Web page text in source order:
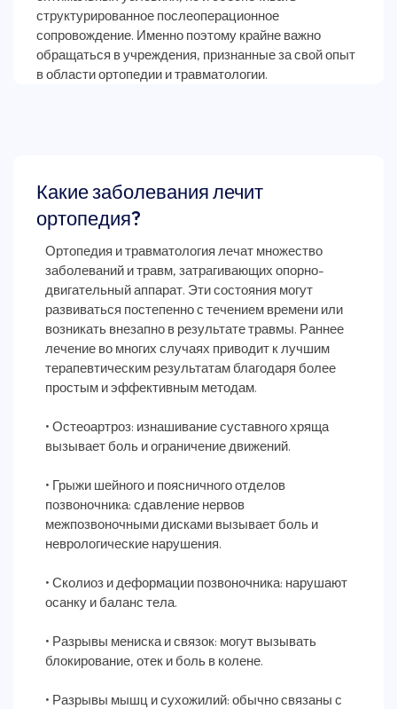
структурированное послеоперационное
сопровождение. Именно поэтому крайне важно
обращаться в учреждения, признанные за свой опыт
Какие заболевания лечит
ортопедия?
Ортопедия и травматология лечат множество
заболеваний и травм, затрагивающих опорно-
двигательный аппарат. Эти состояния могут
развиваться постепенно с течением времени или
возникать внезапно в результате травмы. Раннее
лечение во многих случаях приводит к лучшим
терапевтическим результатам благодаря более
простым и эффективным методам.
• Остеоартроз: изнашивание суставного хряща
вызывает боль и ограничение движений.
• Грыжи шейного и поясничного отделов
позвоночника: сдавление нервов
межпозвоночными дисками вызывает боль и
неврологические нарушения.
• Сколиоз и деформации позвоночника: нарушают
осанку и баланс тела.
• Разрывы мениска и связок: могут вызывать
блокирование, отек и боль в колене.
• Разрывы мышц и сухожилий: обычно связаны с